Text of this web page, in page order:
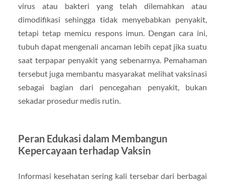
virus atau bakteri yang telah dilemahkan atau
dimodifikasi sehingga tidak menyebabkan penyakit,
tetapi tetap memicu respons imun. Dengan cara ini,
tubuh dapat mengenali ancaman lebih cepat jika suatu
saat terpapar penyakit yang sebenarnya. Pemahaman
tersebut juga membantu masyarakat melihat vaksinasi
sebagai bagian dari pencegahan penyakit, bukan
sekadar prosedur medis rutin.
Peran Edukasi dalam Membangun
Kepercayaan terhadap Vaksin
Informasi kesehatan sering kali tersebar dari berbagai